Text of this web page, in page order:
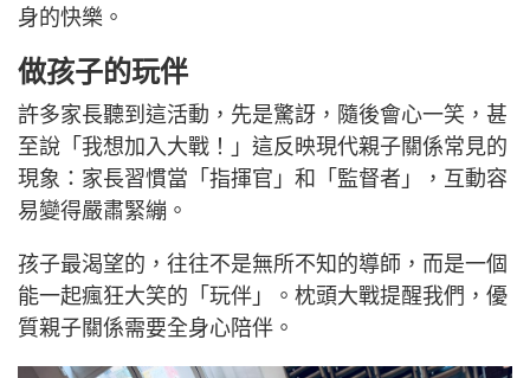
身的快樂。
做孩子的玩伴
許多家長聽到這活動，先是驚訝，隨後會心一笑，甚
至說「我想加入大戰！」這反映現代親子關係常見的
現象：家長習慣當「指揮官」和「監督者」，互動容
易變得嚴肅緊繃。
孩子最渴望的，往往不是無所不知的導師，而是一個
能一起瘋狂大笑的「玩伴」。枕頭大戰提醒我們，優
質親子關係需要全身心陪伴。